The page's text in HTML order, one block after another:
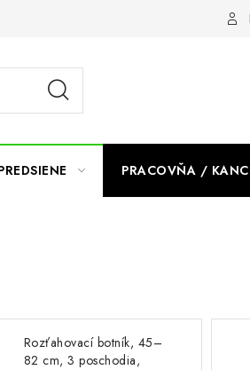
PRACOVŇA /
Rozťahovací botník, 45–
82 cm, 3 poschodia,